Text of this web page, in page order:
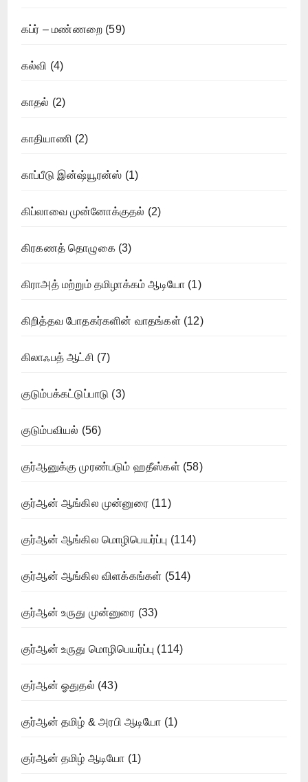
கப்ர் – மண்ணறை (59)
கல்வி (4)
காதல் (2)
காதியாணி (2)
காப்பீடு இன்ஷ்யூரன்ஸ் (1)
கிப்லாவை முன்னோக்குதல் (2)
கிரகணத் தொழுகை(3)
கிராஅத் மற்றும் தமிழாக்கம் ஆடியோ (1)
கிறித்தவ போதகர்களின் வாதங்கள் (12)
கிலாஃபத் ஆட்சி (7)
குடும்பக்கட்டுப்பாடு (3)
குடும்பவியல் (56)
குர்ஆனுக்கு முரண்படும் ஹதீஸ்கள் (58)
குர்ஆன் ஆங்கில முன்னுரை(11)
குர்ஆன் ஆங்கில மொழிபெயர்ப்பு (114)
குர்ஆன் ஆங்கில விளக்கங்கள் (514)
குர்ஆன் உருது முன்னுரை (33)
குர்ஆன் உருது மொழிபெயர்ப்பு (114)
குர்ஆன் ஓதுதல் (43)
குர்ஆன் தமிழ் & அரபி ஆடியோ (1)
குர்ஆன் தமிழ் ஆடியோ (1)